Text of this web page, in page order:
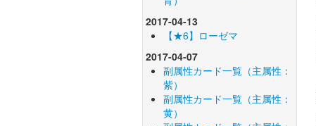
2017-04-13
【★6】ローゼマ
2017-04-07
副属性カード一覧（主属性：
紫）
副属性カード一覧（主属性：
黄）